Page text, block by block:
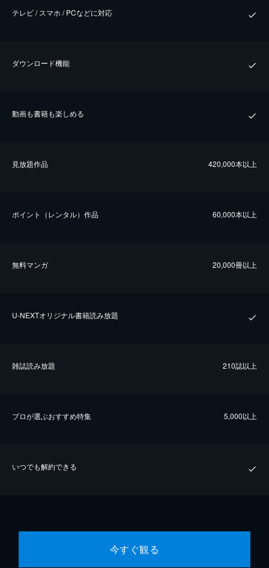
テレビ / スマホ / PCなどに対応
ダウンロード機能
動画も書籍も楽しめる
⾒放題作品 420,000本以上
ポイント（レンタル）作品 60,000本以上
無料マンガ 20,000冊以上
U-NEXTオリジナル書籍読み放題
雑誌読み放題 210誌以上
プロが選ぶおすすめ特集 5,000以上
いつでも解約できる
今すぐ観る